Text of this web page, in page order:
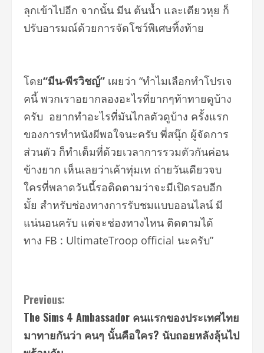
ลุกเข้าไปอีก จากนั้น มีน ต้นน้ำ และเตียวหุย ก็
ปรับอารมณ์ด้วยการจัดโชว์พิเศษทิ้งท้าย
โดย“มีน-พีรวิชญ์” เผยว่า “ทำไมเลือกทำโปรเจ
คนี้ พวกเราอยากลองอะไรที่ยากๆท้าทายดูบ้าง
ครับ อยากทำอะไรที่มันไกลตัวดูบ้าง ครั้งแรก
ของการทำหนังผีพอใจนะครับ พี่สนุ๊ก ผู้จัดการ
ส่วนตัว ก็ทำเต็มที่ด้วยเวลาการรวมตัวกันค่อน
ข้างยาก เห็นเลยว่าเค้าทุ่มเท ถ่ายวันเดียวจบ
ใครที่พลาดวันนี้รอติดตามว่าจะมีเปิดรอบอีก
มั้ย สำหรับช่องทางการรับชมแบบออนไลน์ มี
แน่นอนครับ แต่จะช่องทางไหน ติดตามได้
ทาง FB : UltimateTroop official นะครับ”
Continue
Reading
Previous:
The Sims 4 Ambassador คนแรกของประเทศไทย
มาทายกันว่า คนๆ นั้นคือใคร? นับถอยหลังลุ้นไป